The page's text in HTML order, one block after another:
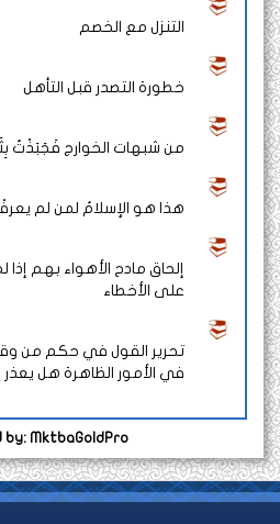
التنزل مع الخصم
خطورة التصدر قبل التأهل
من شبهات الخوارج فَجَبَذْتُ
هذا هو الإسلامُ لمن لم
إلحاق مادح الأهواء بهم إذا
على الأخطاء
تحرير القول في حكم من
في الأمور الظاهرة هل يعذر
by: MktbaGoldPro